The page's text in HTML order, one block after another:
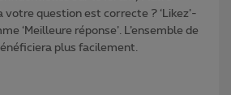
votre question est correcte ? ‘Likez’-
‘Meilleure réponse’. L’ensemble de
plus facilement.